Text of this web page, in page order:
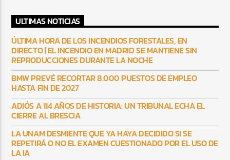
ULTIMAS NOTICIAS
ÚLTIMA HORA DE LOS INCENDIOS FORESTALES, EN
DIRECTO | EL INCENDIO EN MADRID SE MANTIENE SIN
REPRODUCCIONES DURANTE LA NOCHE
BMW PREVÉ RECORTAR 8.000 PUESTOS DE EMPLEO
HASTA FIN DE 2027
ADIÓS A 114 AÑOS DE HISTORIA: UN TRIBUNAL ECHA EL
CIERRE AL BRESCIA
LA UNAM DESMIENTE QUE YA HAYA DECIDIDO SI SE
REPETIRÁ O NO EL EXAMEN CUESTIONADO POR EL USO DE
LA IA